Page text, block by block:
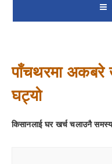
पाँचथरमा अकबरे
घट्यो
किसानलाई घर खर्च चलाउनै